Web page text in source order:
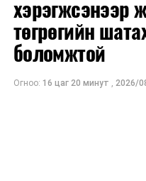
санхүүжилттатахаар
дундаж
ам.долларбайхаар
хэрэгжсэнээр
төгрөгийн
боломжтой
Огноо: 16 цаг 20 минут , 2026/